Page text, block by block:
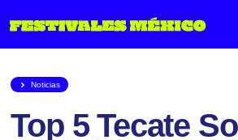
al
Noticias
Top 5 Tecate